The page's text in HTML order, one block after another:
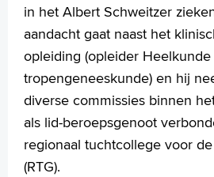
English
Français
Polski
Türkçe
Arabisch
in het Albert Schweitzer
aandacht gaat naast het
opleiding (opleider
tropengeneeskunde) en hij
diverse commissies binnen
als lid-beroepsgenoot
regionaal tuchtcollege voor
(RTG).